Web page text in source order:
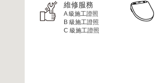
維修服務
A 級施工證照
B 級施工證照
C 級施工證照